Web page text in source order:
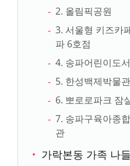
2. 올림픽공원
3. 서울형 키즈카
파 6호점
4. 송파어린이도
5. 한성백제박물관
6. 뽀로로파크 잠
7. 송파구육아종
관
가락본동 가족 나